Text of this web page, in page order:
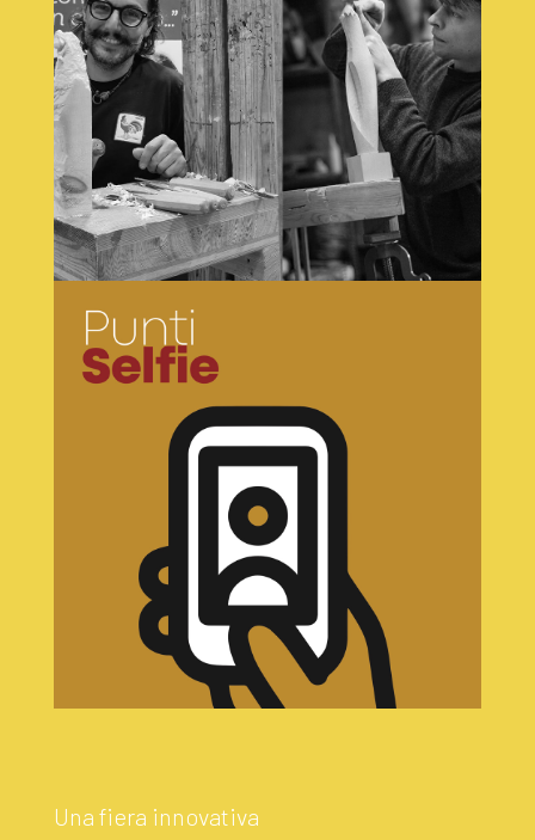
Una fiera innovativa